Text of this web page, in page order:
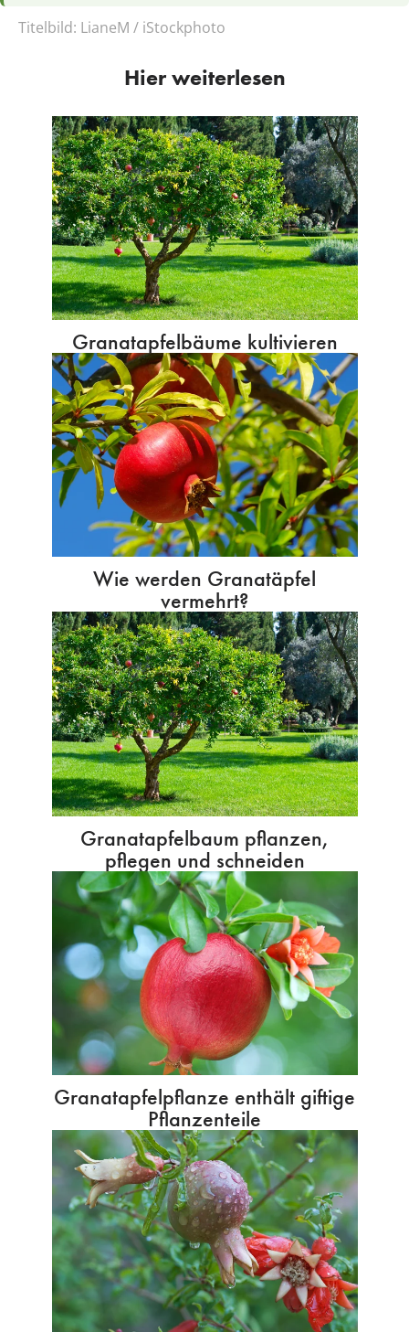
Titelbild: LianeM / iStockphoto
Hier weiterlesen
Granatapfelbäume kultivieren
Wie werden Granatäpfel
vermehrt?
Granatapfelbaum pflanzen,
pflegen und schneiden
Granatapfelpflanze enthält giftige
Pflanzenteile